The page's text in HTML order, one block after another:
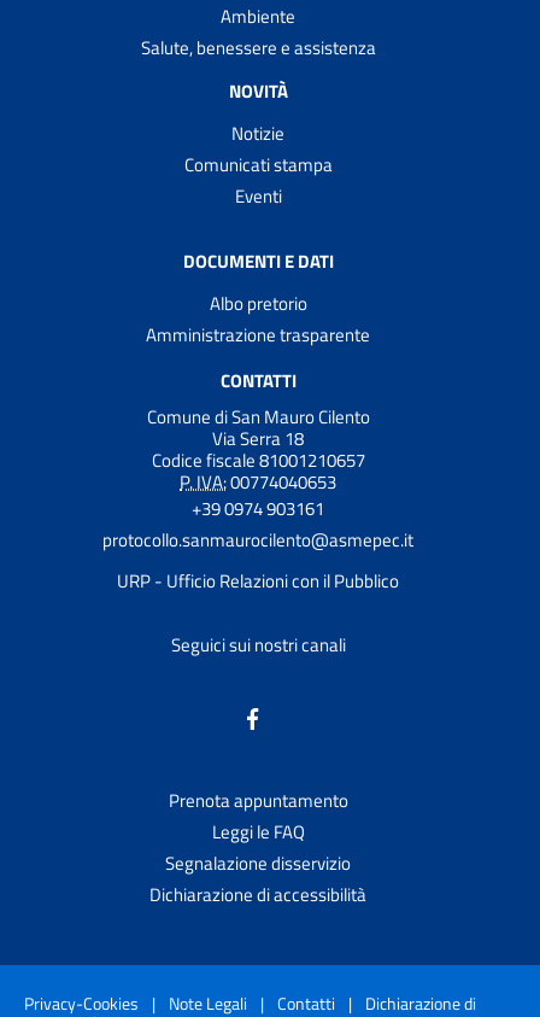
Ambiente
Salute, benessere e assistenza
NOVITÀ
Notizie
Comunicati stampa
Eventi
DOCUMENTI E DATI
Albo pretorio
Amministrazione trasparente
CONTATTI
Comune di San Mauro Cilento
Via Serra 18
Codice fiscale 81001210657
P. IVA:00774040653
+39 0974 903161
protocollo.sanmaurocilento@asmepec.it
URP - Ufficio Relazioni con il Pubblico
Seguici sui nostri canali
Prenota appuntamento
Leggi le FAQ
Segnalazione disservizio
Dichiarazione di accessibilità
Privacy-Cookies | Note Legali | Contatti | Dichiarazione di